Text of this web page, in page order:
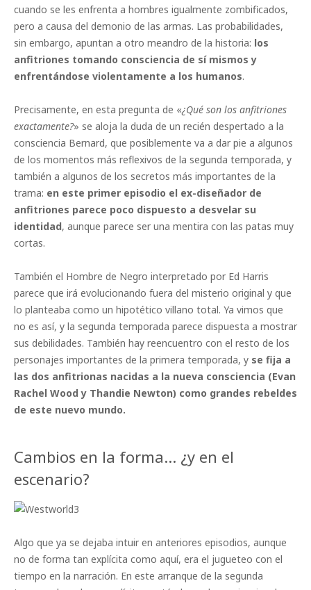
cuando se les enfrenta a hombres igualmente zombificados,
pero a causa del demonio de las armas. Las probabilidades,
sin embargo, apuntan a otro meandro de la historia: los
anfitriones tomando consciencia de sí mismos y
enfrentándose violentamente a los humanos.
Precisamente, en esta pregunta de «¿Qué son los anfitriones
exactamente?» se aloja la duda de un recién despertado a la
consciencia Bernard, que posiblemente va a dar pie a algunos
de los momentos más reflexivos de la segunda temporada, y
también a algunos de los secretos más importantes de la
trama: en este primer episodio el ex-diseñador de
anfitriones parece poco dispuesto a desvelar su
identidad, aunque parece ser una mentira con las patas muy
cortas.
También el Hombre de Negro interpretado por Ed Harris
parece que irá evolucionando fuera del misterio original y que
lo planteaba como un hipotético villano total. Ya vimos que
no es así, y la segunda temporada parece dispuesta a mostrar
sus debilidades. También hay reencuentro con el resto de los
personajes importantes de la primera temporada, y se fija a
las dos anfitrionas nacidas a la nueva consciencia (Evan
Rachel Wood y Thandie Newton) como grandes rebeldes
de este nuevo mundo.
Cambios en la forma… ¿y en el
escenario?
Algo que ya se dejaba intuir en anteriores episodios, aunque
no de forma tan explícita como aquí, era el jugueteo con el
tiempo en la narración. En este arranque de la segunda